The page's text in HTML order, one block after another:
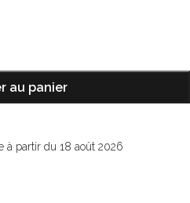
au panier
à partir du 18 août 2026